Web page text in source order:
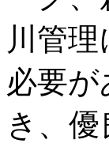
川管
必要
き、